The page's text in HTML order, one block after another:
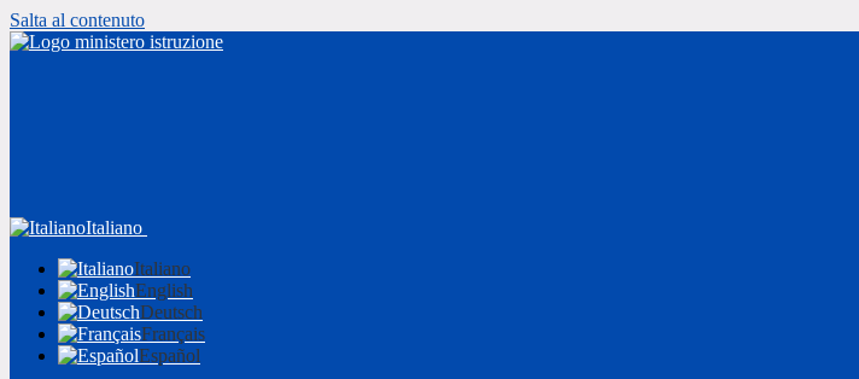
Salta al contenuto
Italiano
Italiano
English
Deutsch
Français
Español